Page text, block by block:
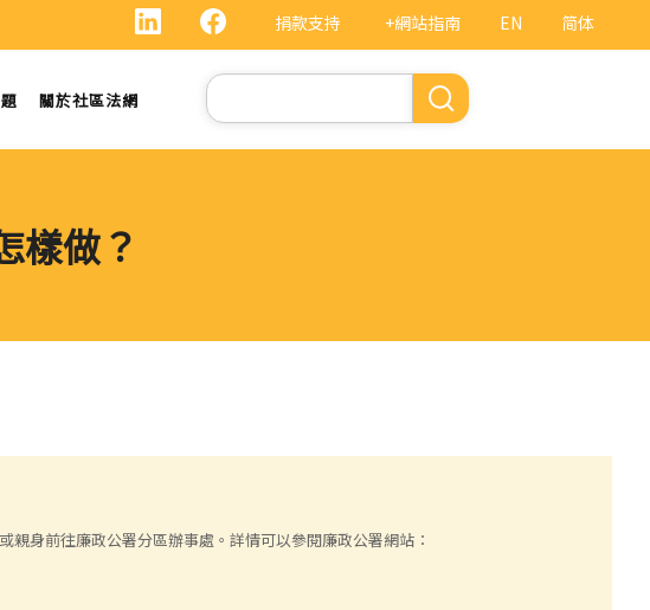
EN 简体
捐款支持 +網站指南
關於社區法網
Search
樣做？
親身前往廉政公署分區辦事處。詳情可以參閱廉政公署網站：